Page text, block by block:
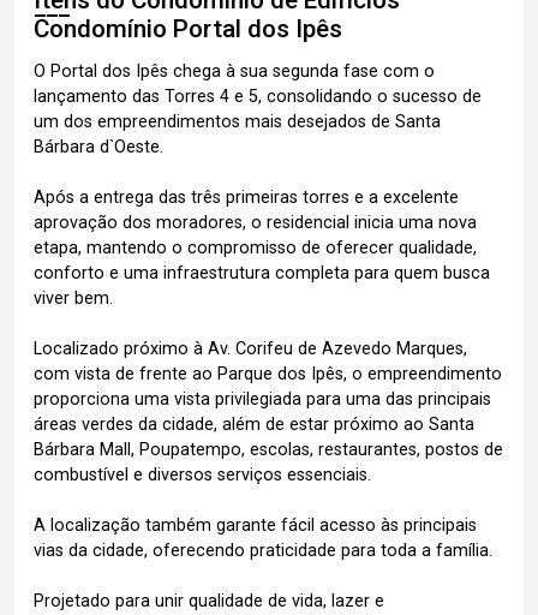
Condomínio Portal dos Ipês
O Portal dos Ipês chega à sua segunda fase com o
lançamento das Torres 4 e 5, consolidando o sucesso de
um dos empreendimentos mais desejados de Santa
Bárbara d`Oeste.
Após a entrega das três primeiras torres e a excelente
aprovação dos moradores, o residencial inicia uma nova
etapa, mantendo o compromisso de oferecer qualidade,
conforto e uma infraestrutura completa para quem busca
viver bem.
Localizado próximo à Av. Corifeu de Azevedo Marques,
com vista de frente ao Parque dos Ipês, o empreendimento
proporciona uma vista privilegiada para uma das principais
áreas verdes da cidade, além de estar próximo ao Santa
Bárbara Mall, Poupatempo, escolas, restaurantes, postos de
combustível e diversos serviços essenciais.
A localização também garante fácil acesso às principais
vias da cidade, oferecendo praticidade para toda a família.
Projetado para unir qualidade de vida, lazer e